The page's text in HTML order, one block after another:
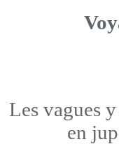
Les vagues
en